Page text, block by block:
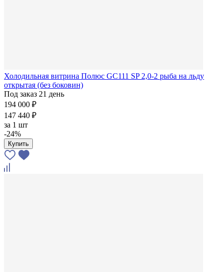
Холодильная витрина Полюс GC111 SP 2,0-2 рыба на льду
открытая (без боковин)
Под заказ 21 день
194 000 ₽
147 440 ₽
за 1 шт
-24%
Купить